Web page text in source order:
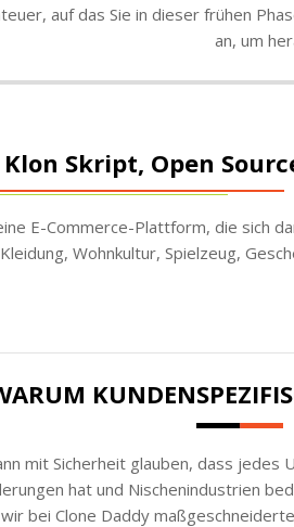
auf das Sie in dieser frühen
an, um
Skript, Open
E-Commerce-Plattform, die sich
Wohnkultur, Spielzeug,
mit Sicherheit glauben, dass jedes
hat und Nischenindustrien
bei Clone Daddy